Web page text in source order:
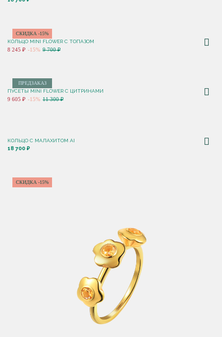
СКИДКА -15%
КОЛЬЦО MINI FLOWER С ТОПАЗОМ
8 245 ₽ -15% 9 700 ₽
ПРЕДЗАКАЗ
ПУСЕТЫ MINI FLOWER С ЦИТРИНАМИ
9 605 ₽ -15% 11 300 ₽
КОЛЬЦО С МАЛАХИТОМ AI
18 700 ₽
СКИДКА -15%